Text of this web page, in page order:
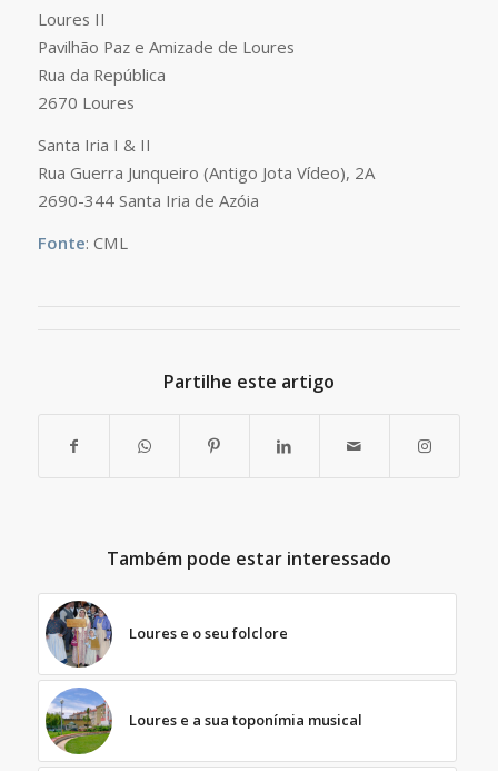
Loures II
Pavilhão Paz e Amizade de Loures
Rua da República
2670 Loures
Santa Iria I & II
Rua Guerra Junqueiro (Antigo Jota Vídeo), 2A
2690-344 Santa Iria de Azóia
Fonte: CML
Partilhe este artigo
Também pode estar interessado
Loures e o seu folclore
Loures e a sua toponímia musical